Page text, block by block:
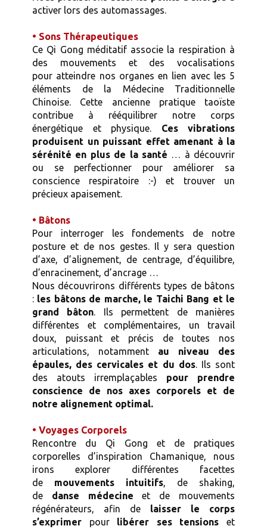
activer lors des automassages.
• Sons Thérapeutiques
Ce Qi Gong méditatif associe la respiration à
des mouvements et des vocalisations
pour atteindre nos organes en lien avec les 5
éléments de la Médecine Traditionnelle
Chinoise. Cette ancienne pratique taoïste
contribue à rééquilibrer notre corps
énergétique et physique. Ces vibrations
produisent un puissant effet amenant à la
sérénité en plus de la santé … à découvrir
ou se perfectionner pour améliorer sa
conscience respiratoire :-) et trouver un
précieux apaisement.
• Bâtons
Pour interroger les fondements de notre
posture et de nos gestes. Il y sera question
d’axe, d’alignement, de centrage, d’équilibre,
d’enracinement, d’ancrage …
Nous découvrirons différents types de bâtons
: les bâtons de marche, le Taichi Bang et le
grand bâton. Ils permettent de manières
différentes et complémentaires, un travail
doux, puissant et précis de toutes nos
articulations, notamment au niveau des
épaules, des cervicales et du dos. Ils sont
des atouts irremplaçables pour prendre
conscience de nos axes corporels et de
notre alignement optimal.
• Voyages Corporels
Rencontre du Qi Gong et de pratiques
corporelles d’inspiration Chamanique, nous
irons explorer différentes facettes
de mouvements intuitifs, de shaking,
de danse médecine et de mouvements
régénérateurs, afin de laisser le corps
s’exprimer pour libérer ses tensions et